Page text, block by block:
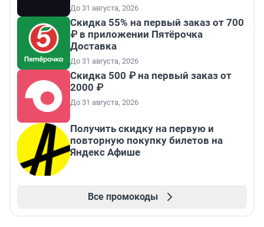
До 31 августа, 2026
Скидка 55% на первый заказ от 700
₽ в приложении Пятёрочка
Доставка
До 31 августа, 2026
Скидка 500 ₽ на первый заказ от
2000 ₽
До 31 августа, 2026
Получить скидку на первую и
повторную покупку билетов на
Яндекс Афише
Все промокоды